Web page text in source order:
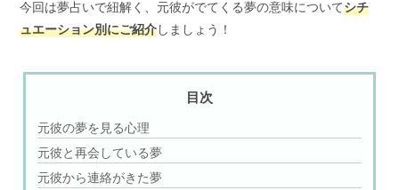
今回は夢占いで紐解く、元彼がでてくる夢の意味についてシチ
ュエーション別にご紹介しましょう！
目次
元彼の夢を見る心理
元彼と再会している夢
元彼から連絡がきた夢